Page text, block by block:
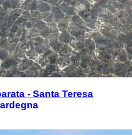
- Santa Teresa